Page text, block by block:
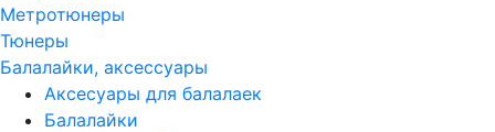
Метротюнеры
Тюнеры
Балалайки, аксессуары
Аксесуары для балалаек
Балалайки